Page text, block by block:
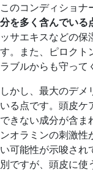
このコンディショナ
分を多く含んでいる
ッサエキスなどの
す。また、ピロクト
ラブルからも守って
しかし、最大のデ
いる点です。頭皮ケ
できない成分が含ま
ンオラミンの刺激
い可能性が示唆され
別ですが、頭皮に使